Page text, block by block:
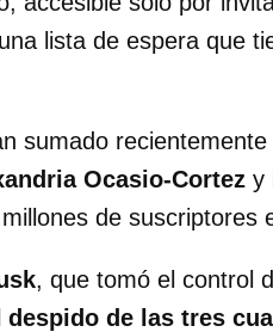
lista de espera que
sumado
Ocasio-Cortez y
de suscriptores
, que tomó el control
despido de las tres